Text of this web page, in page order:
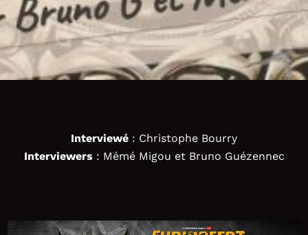
Interviewé : Christophe Bourry
Interviewers : Mémé Migou et Bruno Guézennec